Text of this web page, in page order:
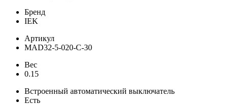
Бренд
IEK
Артикул
MAD32-5-020-C-30
Вес
0.15
Встроенный автоматический выключатель
Есть